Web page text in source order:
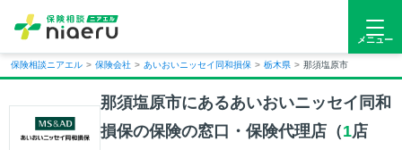
メニュー
保険相談ニアエル > 保険会社 > あいおいニッセイ同和損保 > 栃木県 > 那須塩原市
那須塩原市にあるあいおいニッセイ同和
損保の保険の窓口・保険代理店（1店